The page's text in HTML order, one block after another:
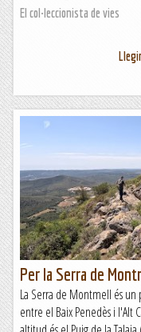
El col·leccionista de vies
Per la Serra de
La Serra de Montmell és un
entre el Baix Penedès i l'Alt